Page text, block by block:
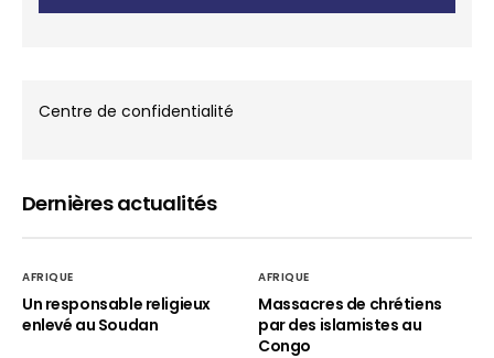
Centre de confidentialité
Dernières actualités
AFRIQUE
Un responsable religieux
enlevé au Soudan
AFRIQUE
Massacres de chrétiens
par des islamistes au
Congo